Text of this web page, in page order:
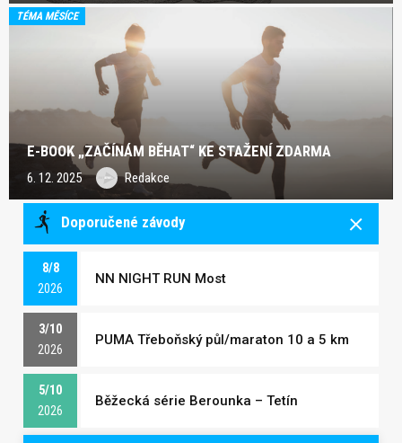
TÉMA MĚSÍCE
E-BOOK „ZAČÍNÁM BĚHAT“ KE STAŽENÍ ZDARMA
6. 12. 2025 Redakce
Doporučené závody
8/8
2026
NN NIGHT RUN Most
3/10
2026
PUMA Třeboňský půl/maraton 10 a 5 km
5/10
2026
Běžecká série Berounka – Tetín